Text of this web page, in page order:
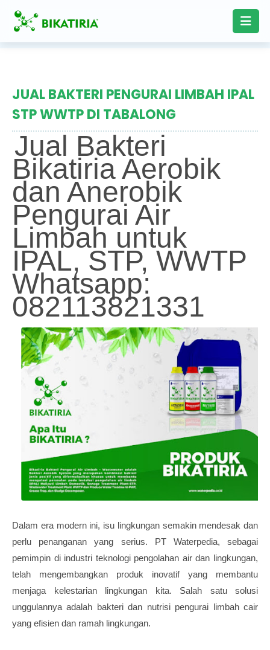
JUAL BAKTERI PENGURAI LIMBAH IPAL
STP WWTP DI TABALONG
Jual Bakteri
Bikatiria Aerobik
dan Anerobik
Pengurai Air
Limbah untuk
IPAL, STP, WWTP
Whatsapp:
082113821331
Dalam era modern ini, isu lingkungan semakin mendesak dan
perlu penanganan yang serius. PT Waterpedia, sebagai
pemimpin di industri teknologi pengolahan air dan lingkungan,
telah mengembangkan produk inovatif yang membantu
menjaga kelestarian lingkungan kita. Salah satu solusi
unggulannya adalah bakteri dan nutrisi pengurai limbah cair
yang efisien dan ramah lingkungan.